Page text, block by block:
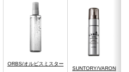
ORBS/オルビスミスター
SUNTORY/VARON